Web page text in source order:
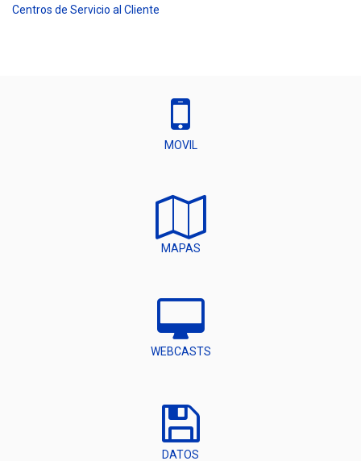
Centros de Servicio al Cliente
MOVIL
MAPAS
WEBCASTS
DATOS